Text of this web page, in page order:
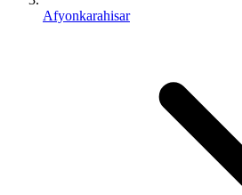
Afyonkarahisar